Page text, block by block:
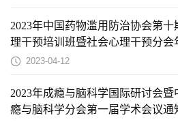
2023年中国药物滥用防治协会第
理干预培训班暨社会心理干预分会
2023-04-12
2023年成瘾与脑科学国际研讨会
瘾与脑科学分会第一届学术会议通